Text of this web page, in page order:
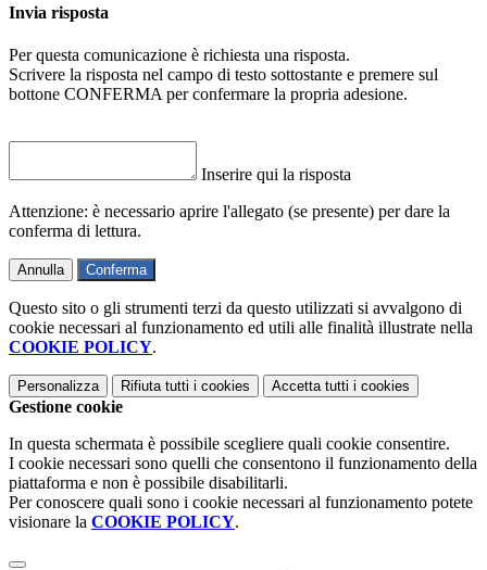
Invia risposta
Per questa comunicazione è richiesta una risposta.
Scrivere la risposta nel campo di testo sottostante e premere sul
bottone CONFERMA per confermare la propria adesione.
Inserire qui la risposta
Attenzione: è necessario aprire l'allegato (se presente) per dare la
conferma di lettura.
Annulla Conferma
Questo sito o gli strumenti terzi da questo utilizzati si avvalgono di
cookie necessari al funzionamento ed utili alle finalità illustrate nella
COOKIE POLICY.
Personalizza Rifiuta tutti i cookies Accetta tutti i cookies
Gestione cookie
In questa schermata è possibile scegliere quali cookie consentire.
I cookie necessari sono quelli che consentono il funzionamento della
piattaforma e non è possibile disabilitarli.
Per conoscere quali sono i cookie necessari al funzionamento potete
visionare la COOKIE POLICY.